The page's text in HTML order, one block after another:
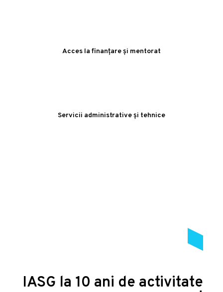
Acces la finanțare și mentorat
Servicii administrative și tehnice
IASG la 10 ani de activitate